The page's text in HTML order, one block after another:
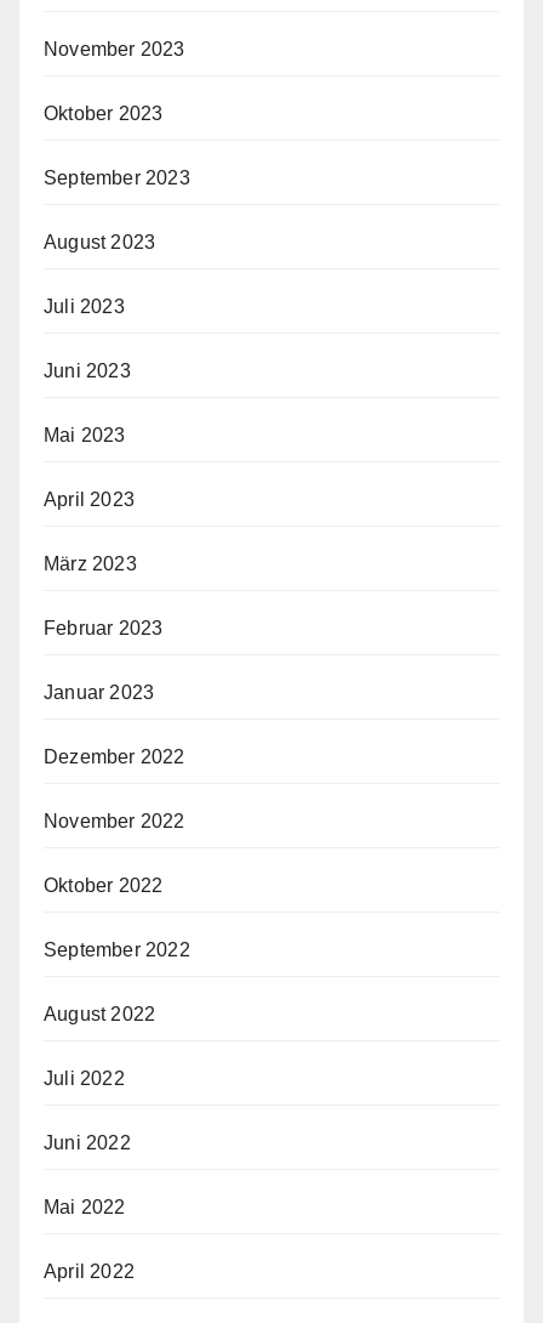
November 2023
Oktober 2023
September 2023
August 2023
Juli 2023
Juni 2023
Mai 2023
April 2023
März 2023
Februar 2023
Januar 2023
Dezember 2022
November 2022
Oktober 2022
September 2022
August 2022
Juli 2022
Juni 2022
Mai 2022
April 2022